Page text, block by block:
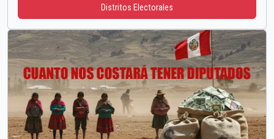
Distritos Electorales